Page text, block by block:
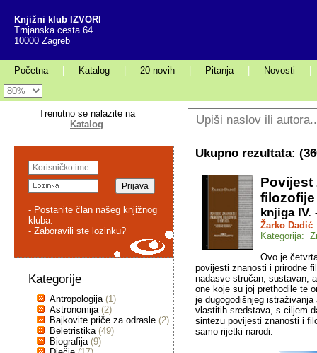
Knjižni klub IZVORI
Trnjanska cesta 64
10000 Zagreb
Početna Katalog 20 novih Pitanja Novosti
Trenutno se nalazite na
Katalog
- Postanite član našeg knjižnog
kluba.
- Zaboravili ste lozinku?
Kategorije
Antropologija (1)
Astronomija (2)
Bajkovite priče za odrasle (2)
Beletristika (49)
Biografija (9)
Ukupno rezultata: (
Povijest
filozofije
knjiga
Žarko Dadić
Kategorija:
Ovo je
povijesti znanosti i prirodne
nadasve stručan, sustavan,
one koje su joj prethodile te
je dugogodišnjeg
vlastitih sredstava, s ciljem
sintezu povijesti znanosti i
samo rijetki narodi.